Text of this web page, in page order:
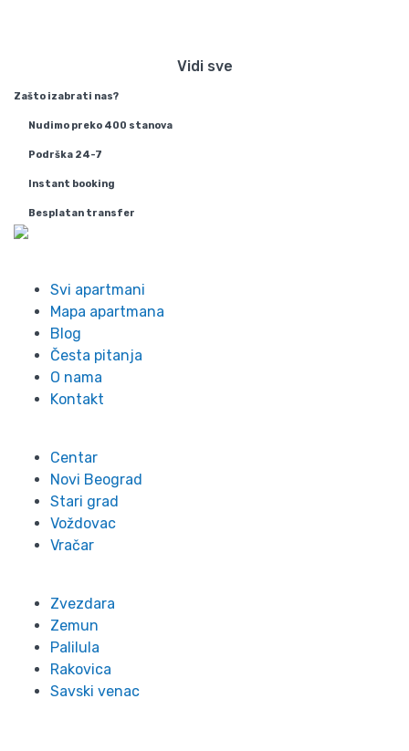
Vidi sve
Zašto izabrati nas?
Nudimo preko 400 stanova
Podrška 24-7
Instant booking
Besplatan transfer
Svi apartmani
Mapa apartmana
Blog
Česta pitanja
O nama
Kontakt
Centar
Novi Beograd
Stari grad
Voždovac
Vračar
Zvezdara
Zemun
Palilula
Rakovica
Savski venac